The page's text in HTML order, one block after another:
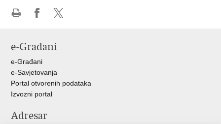
Facebooku
X-
e-Građani
e-Građani
e-Savjetovanja
Portal otvorenih podataka
Izvozni portal
Adresar